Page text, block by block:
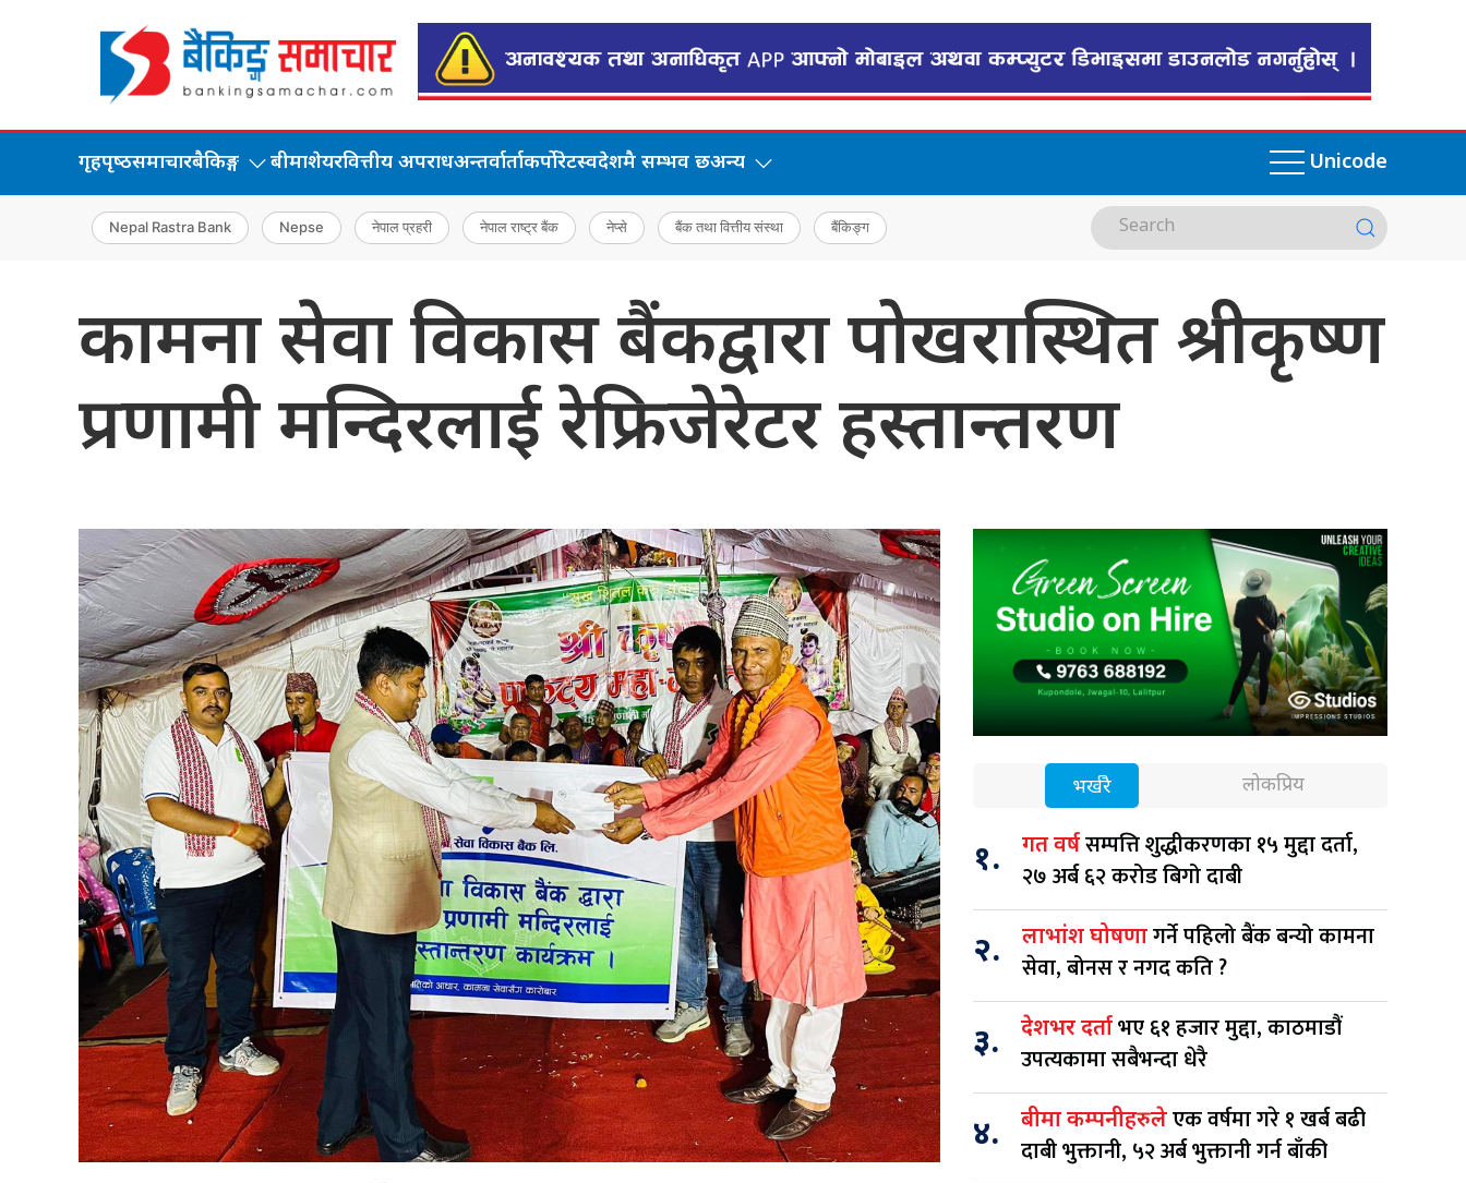
गृहपृष्‍ठसमाचारबैकिङ्ग बीमाशेयरवित्तीय अपराधअन्तर्वार्ताकर्पोरेटस्वदेशमै सम्भव छअन्य Unicode
Nepal Rastra Bank Nepse नेपाल प्रहरी नेपाल राष्ट्र बैंक नेप्से बैंक तथा वित्तीय संस्था बैंकिङ्ग
कामना सेवा विकास बैंकद्वारा पोखरास्थित श्रीकृष्ण
प्रणामी मन्दिरलाई रेफ्रिजेरेटर हस्तान्तरण
भर्खरै लोकप्रिय
१. गत वर्षसम्पत्ति शुद्धीकरणका १५ मुद्दा दर्ता,
२७ अर्ब ६२ करोड बिगो दाबी
२. लाभांश घोषणागर्ने पहिलो बैंक बन्यो कामना
सेवा, बोनस र नगद कति ?
३. देशभर दर्ताभए ६१ हजार मुद्दा, काठमाडौं
उपत्यकामा सबैभन्दा धेरै
४. बीमा कम्पनीहरुलेएक वर्षमा गरे १ खर्ब बढी
दाबी भुक्तानी, ५२ अर्ब भुक्तानी गर्न बाँकी